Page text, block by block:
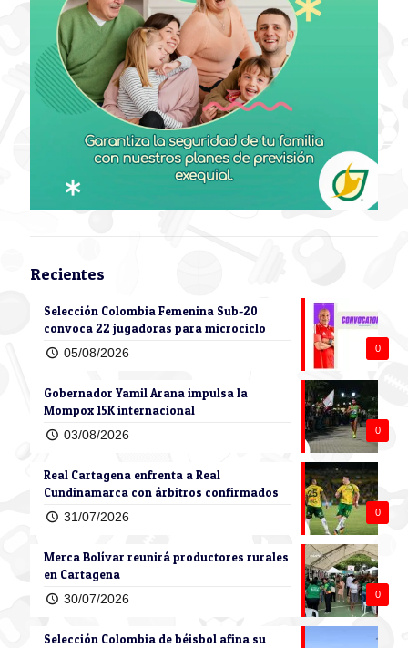
Recientes
0
Selección Colombia Femenina Sub-20
convoca 22 jugadoras para microciclo
05/08/2026
0
Gobernador Yamil Arana impulsa la
Mompox 15K internacional
03/08/2026
0
Real Cartagena enfrenta a Real
Cundinamarca con árbitros confirmados
31/07/2026
0
Merca Bolívar reunirá productores rurales
en Cartagena
30/07/2026
Selección Colombia de béisbol afina su